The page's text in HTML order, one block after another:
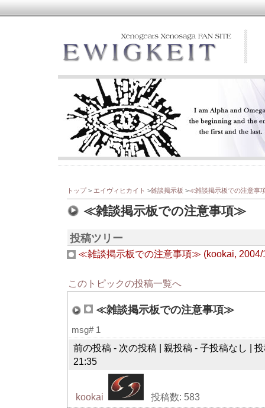
トップ> エイヴィヒカイト >雑談掲示板 >≪雑談掲示板での注意事
≪雑談掲示板での注意事項≫
投稿ツリー
≪雑談掲示板での注意事項≫ (kookai,
このトピックの投稿一覧へ
≪雑談掲示板での注意事項≫
msg# 1
前の投稿 - 次の投稿 | 親投稿 - 子投稿なし |
21:35
kookai 投稿数: 583